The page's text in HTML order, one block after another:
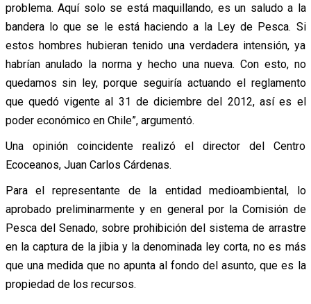
problema. Aquí solo se está maquillando, es un saludo a la
bandera lo que se le está haciendo a la Ley de Pesca. Si
estos hombres hubieran tenido una verdadera intensión, ya
habrían anulado la norma y hecho una nueva. Con esto, no
quedamos sin ley, porque seguiría actuando el reglamento
que quedó vigente al 31 de diciembre del 2012, así es el
poder económico en Chile”, argumentó.
Una opinión coincidente realizó el director del Centro
Ecoceanos, Juan Carlos Cárdenas.
Para el representante de la entidad medioambiental, lo
aprobado preliminarmente y en general por la Comisión de
Pesca del Senado, sobre prohibición del sistema de arrastre
en la captura de la jibia y la denominada ley corta, no es más
que una medida que no apunta al fondo del asunto, que es la
propiedad de los recursos.